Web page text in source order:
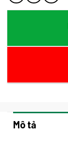
Mô tả